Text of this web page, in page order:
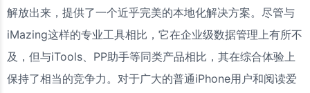
解放出来，提供了一个近乎完美的本地化解决方案。尽管与
iMazing这样的专业工具相比，它在企业级数据管理上有所不
及，但与iTools、PP助手等同类产品相比，其在综合体验上
保持了相当的竞争力。对于广大的普通iPhone用户和阅读爱